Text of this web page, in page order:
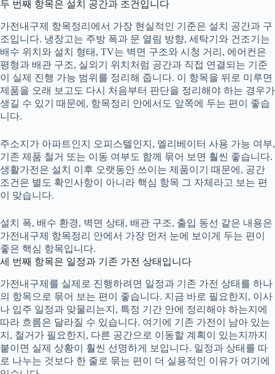
두 번째 항목은 설치 공간과 조건입니다
가전내구제 항목정리에서 가장 현실적인 기준은 설치 공간과 구
조입니다. 냉장고는 주방 폭과 문 열림 방향, 세탁기와 건조기는
배수 위치와 설치 형태, TV는 벽면 구조와 시청 거리, 에어컨은
평형과 배관 구조, 실외기 위치처럼 공간과 직접 연결되는 기준
이 실제 진행 가능 범위를 정리해 줍니다. 이 항목을 뒤로 미루면
제품을 오래 보고도 다시 처음부터 판단을 정리해야 하는 경우가
생길 수 있기 때문에, 항목정리 안에서도 앞쪽에 두는 편이 좋습
니다.
주소지가 아파트인지 오피스텔인지, 엘리베이터 사용 가능 여부,
기존 제품 철거 또는 이동 여부도 함께 묶어 보면 훨씬 좋습니다.
생활가전은 설치 이후 오랫동안 쓰이는 제품이기 때문에, 공간
조건은 별도 확인사항이 아니라 핵심 항목 그 자체라고 보는 편
이 맞습니다.
설치 폭, 배수 환경, 벽면 상태, 배관 구조, 출입 동선 같은 내용은
가전내구제 항목정리 안에서 가장 먼저 눈에 보이게 두는 편이
좋은 핵심 항목입니다.
세 번째 항목은 일정과 기존 가전 상태입니다
가전내구제 를 실제로 진행하려면 일정과 기존 가전 상태를 하나
의 항목으로 묶어 보는 편이 좋습니다. 지금 바로 필요한지, 이사
나 입주 일정과 맞물리는지, 특정 기간 안에 정리해야 하는지에
따라 흐름은 달라질 수 있습니다. 여기에 기존 가전이 남아 있는
지, 철거가 필요한지, 다른 공간으로 이동할 계획이 있는지까지
붙이면 실제 상황이 훨씬 선명하게 보입니다. 일정과 상태를 따
로 나누는 것보다 한 줄로 묶는 편이 더 실용적인 이유가 여기에